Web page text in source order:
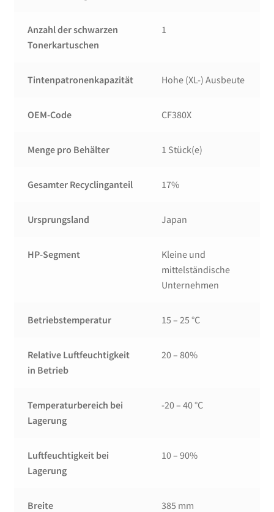
Anzahl der schwarzen
Tonerkartuschen
1
Tintenpatronenkapazität Hohe (XL-) Ausbeute
OEM-Code CF380X
Menge pro Behälter 1 Stück(e)
Gesamter Recyclinganteil 17%
Ursprungsland Japan
HP-Segment
Kleine und
mittelständische
Unternehmen
Betriebstemperatur 15 – 25 °C
Relative Luftfeuchtigkeit
in Betrieb
20 – 80%
Temperaturbereich bei
Lagerung
-20 – 40 °C
Luftfeuchtigkeit bei
Lagerung
10 – 90%
Breite 385 mm